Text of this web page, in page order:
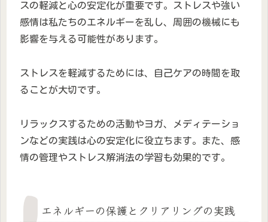
スの軽減と心の安定化が重要です。ストレスや強い
感情は私たちのエネルギーを乱し、周囲の機械にも
影響を与える可能性があります。
ストレスを軽減するためには、自己ケアの時間を取
ることが大切です。
リラックスするための活動やヨガ、メディテーショ
ンなどの実践は心の安定化に役立ちます。また、感
情の管理やストレス解消法の学習も効果的です。
エネルギーの保護とクリアリングの実践